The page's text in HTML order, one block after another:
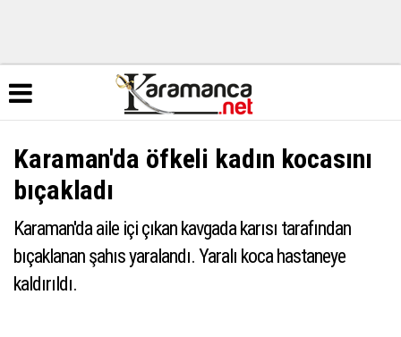
Karaman'da öfkeli kadın kocasını
bıçakladı
Karaman'da aile içi çıkan kavgada karısı tarafından
bıçaklanan şahıs yaralandı. Yaralı koca hastaneye
kaldırıldı.